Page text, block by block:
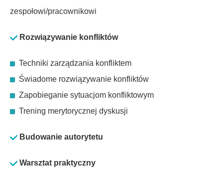
zespołowi/pracownikowi
Rozwiązywanie konfliktów
Techniki zarządzania konfliktem
Świadome rozwiązywanie konfliktów
Zapobieganie sytuacjom konfliktowym
Trening merytorycznej dyskusji
Budowanie autorytetu
Warsztat praktyczny